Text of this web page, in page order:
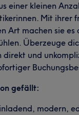
einer kleinen
Mit ihrer
Art machen sie es
Überzeuge
direkt und
gefällt:
modern,